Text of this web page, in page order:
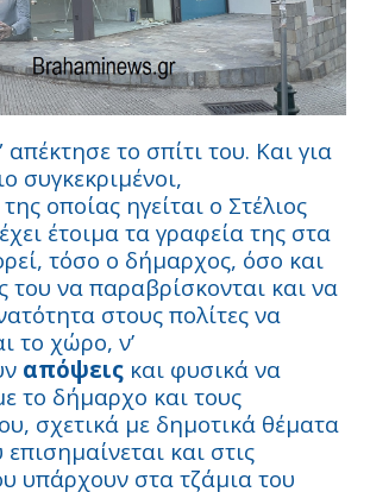
το σπίτι του. Και για
συγκεκριμένοι,
της οποίας ηγείται ο Στέλιος
έτοιμα τα γραφεία της στα
τόσο ο δήμαρχος, όσο και
του να παραβρίσκονται και να
στους πολίτες να
το χώρο, ν’
απόψεις και φυσικά να
το δήμαρχο και τους
σχετικά με δημοτικά θέματα
και στις
υπάρχουν στα τζάμια του